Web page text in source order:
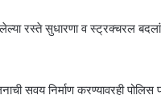
रस्ते सुधारणा व स्ट्रक्चरल
सवय निर्माण करण्यावरही